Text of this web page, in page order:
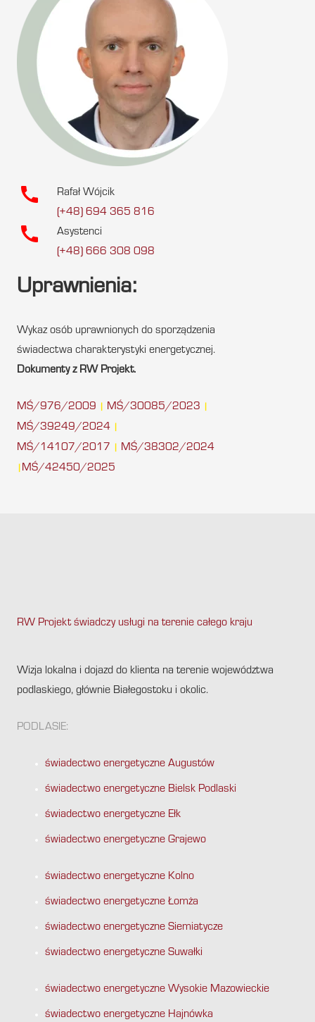
call
Rafał Wójcik
(+48) 694 365 816
call
Asystenci
(+48) 666 308 098
Uprawnienia:
Wykaz osób uprawnionych do sporządzenia
świadectwa charakterystyki energetycznej.
Dokumenty z RW Projekt.
MŚ/976/2009 MŚ/30085/2023
MŚ/39249/2024
MŚ/14107/2017 MŚ/38302/2024
MŚ/42450/2025
RW Projekt świadczy usługi na terenie całego kraju
Wizja lokalna i dojazd do klienta na terenie województwa
podlaskiego, głównie Białegostoku i okolic.
PODLASIE:
świadectwo energetyczne Augustów
świadectwo energetyczne Bielsk Podlaski
świadectwo energetyczne Ełk
świadectwo energetyczne Grajewo
świadectwo energetyczne Kolno
świadectwo energetyczne Łomża
świadectwo energetyczne Siemiatycze
świadectwo energetyczne Suwałki
świadectwo energetyczne Wysokie Mazowieckie
świadectwo energetyczne Hajnówka